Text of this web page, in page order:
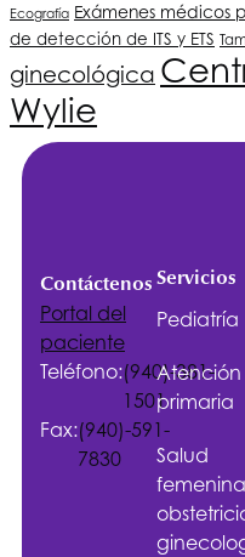
Ecografía Exámenes médicos
de detección de ITS y ETS
ginecológica
Wylie
Contáctenos
Portal del
paciente
Teléfono:(940)-381-
1501
Fax:(940)-591-
7830
Servicios
Pediatría
Atención
primaria
Salud